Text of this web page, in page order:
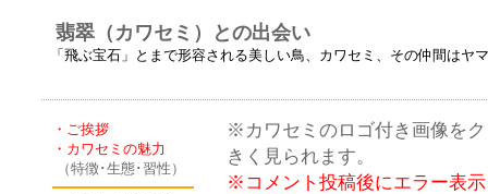
翡翠（カワセミ）との出会い
「飛ぶ宝石」とまで形容される美しい鳥、カワセミ、その仲間は
・ご挨拶
・カワセミの魅力
（特徴･生態･習性）
※カワセミのロゴ付き画像を
きく見られます。
※コメント投稿後にエラー表